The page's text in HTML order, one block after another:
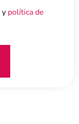
y política de